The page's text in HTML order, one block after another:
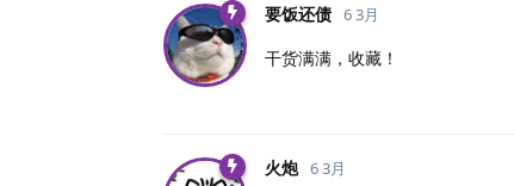
要饭还债 6 3月
干货满满，收藏！
火炮 6 3月